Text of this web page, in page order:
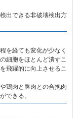
出できる非破壊検出方
を経ても変化が少なく
細胞をほとんど潰すこ
飛躍的に向上させるこ
鶏肉と豚肉との合挽肉
できる。